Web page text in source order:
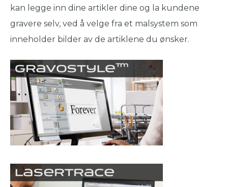
kan legge inn dine artikler dine og la kundene
gravere selv, ved å velge fra et malsystem som
inneholder bilder av de artiklene du ønsker.